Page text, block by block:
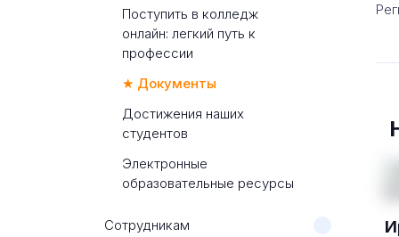
Поступить в колледж
онлайн: легкий путь к
профессии
★ Документы
Достижения наших
студентов
Электронные
образовательные ресурсы
Сотрудникам